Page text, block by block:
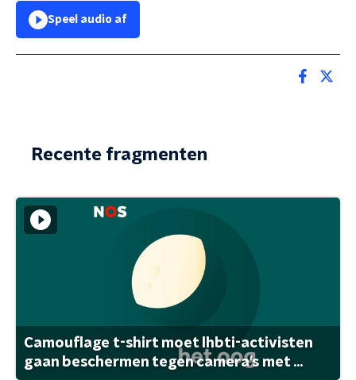
Speel audio af
Recente fragmenten
Camouflage t-shirt moet lhbti-activisten
gaan beschermen tegen camera's met ...